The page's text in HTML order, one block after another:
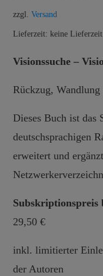
zzgl. Versand
Lieferzeit: keine
Visionssuche –
Rückzug,
Dieses Buch ist das
deutschsprachigen
erweitert und
Subskriptionspreis
29,50 €
inkl. limitierter
der Autoren